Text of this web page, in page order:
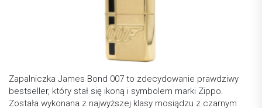
Zapalniczka James Bond 007 to zdecydowanie prawdziwy
bestseller, który stał się ikoną i symbolem marki Zippo.
Została wykonana z najwyższej klasy mosiądzu z czarnym